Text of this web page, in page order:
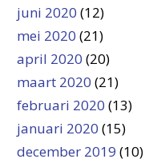
juni 2020 (12)
mei 2020 (21)
april 2020 (20)
maart 2020 (21)
februari 2020 (13)
januari 2020 (15)
december 2019 (10)